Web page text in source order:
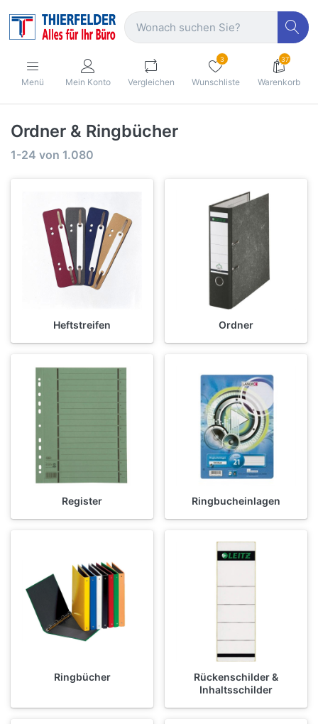
Menü Mein Konto Vergleichen
3
Wunschliste
37
Warenkorb
Ordner & Ringbücher
1-24 von 1.080
Heftstreifen Ordner
Register Ringbucheinlagen
Ringbücher
Rückenschilder &
Inhaltsschilder